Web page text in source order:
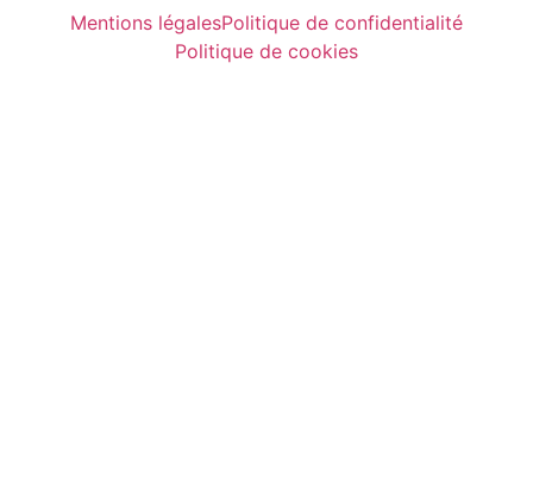
Mentions légalesPolitique de confidentialité
Politique de cookies